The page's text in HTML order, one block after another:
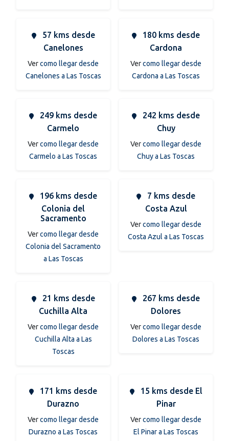
57 kms desde
Canelones
Vercomo llegar desde
Canelones a Las Toscas
180 kms desde
Cardona
Vercomo llegar desde
Cardona a Las Toscas
249 kms desde
Carmelo
Vercomo llegar desde
Carmelo a Las Toscas
242 kms desde
Chuy
Vercomo llegar desde
Chuy a Las Toscas
196 kms desde
Colonia del
Sacramento
Vercomo llegar desde
Colonia del Sacramento
a Las Toscas
7 kms desde
Costa Azul
Vercomo llegar desde
Costa Azul a Las Toscas
21 kms desde
Cuchilla Alta
Vercomo llegar desde
Cuchilla Alta a Las
Toscas
267 kms desde
Dolores
Vercomo llegar desde
Dolores a Las Toscas
171 kms desde
Durazno
Vercomo llegar desde
Durazno a Las Toscas
15 kms desde El
Pinar
Vercomo llegar desde
El Pinar a Las Toscas